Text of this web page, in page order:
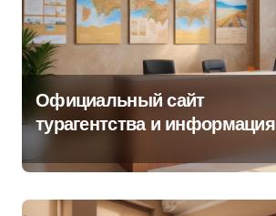
Официальный сайт
турагентства и информация